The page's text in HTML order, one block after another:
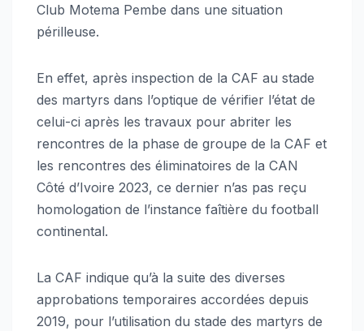
Club Motema Pembe dans une situation
périlleuse.
En effet, après inspection de la CAF au stade
des martyrs dans l’optique de vérifier l’état de
celui-ci après les travaux pour abriter les
rencontres de la phase de groupe de la CAF et
les rencontres des éliminatoires de la CAN
Côté d’Ivoire 2023, ce dernier n’as pas reçu
homologation de l’instance faîtière du football
continental.
La CAF indique qu’à la suite des diverses
approbations temporaires accordées depuis
2019, pour l’utilisation du stade des martyrs de